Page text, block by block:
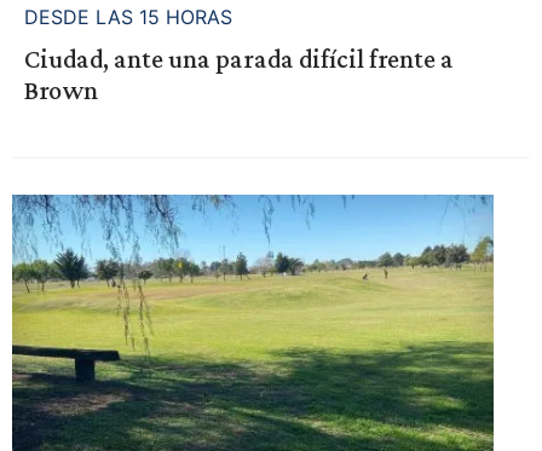
DESDE LAS 15 HORAS
Ciudad, ante una parada difícil frente a
Brown